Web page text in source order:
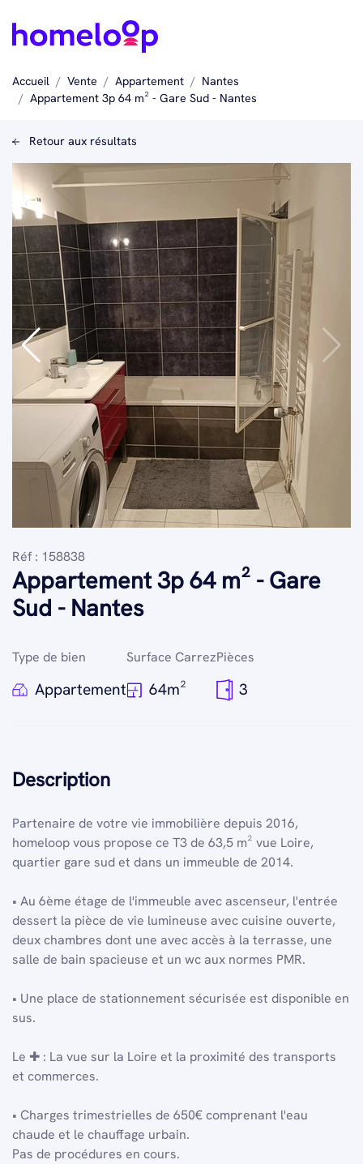
Accueil Vente Appartement
Nantes
Appartement 3p 64 m² - Gare Sud - Nantes
Retour aux résultats
Réf : 158838
Appartement 3p 64 m² - Gare
Sud - Nantes
Type de bien
Appartement
Surface Carrez
64m²
Pièces
3
Description
Partenaire de votre vie immobilière depuis 2016,
homeloop vous propose ce T3 de 63,5 m² vue Loire,
quartier gare sud et dans un immeuble de 2014.
• Au 6ème étage de l'immeuble avec ascenseur, l'entrée
dessert la pièce de vie lumineuse avec cuisine ouverte,
deux chambres dont une avec accès à la terrasse, une
salle de bain spacieuse et un wc aux normes PMR.
• Une place de stationnement sécurisée est disponible en
sus.
Le ✚ : La vue sur la Loire et la proximité des transports
et commerces.
• Charges trimestrielles de 650€ comprenant l'eau
chaude et le chauffage urbain.
Pas de procédures en cours.